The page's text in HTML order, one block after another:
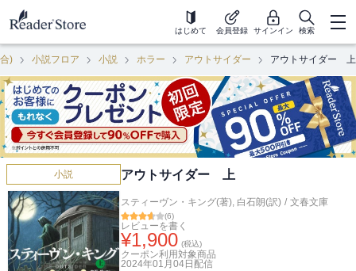
はじめて 会員登録 サインイン 検索
) 小説フロア 小説 ホラー アウトサイダー アウトサイダー 上
小説 アウトサイダー 上
スティーヴン・キング(著), 白石朗(訳) / 文春文庫
(6)
レビューを書く
¥1,900 (税込)
クーポン利用対象商品
2024年01月04日 配信